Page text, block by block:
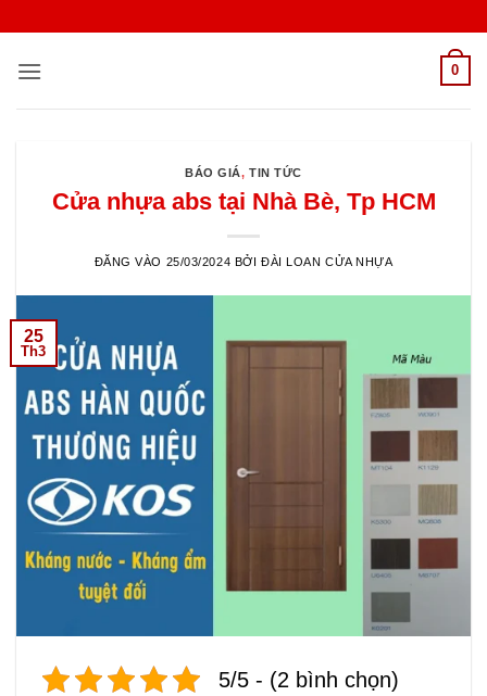
nội
0
BÁO GIÁ,TIN TỨC
Cửa nhựa abs tại Nhà Bè, Tp HCM
ĐĂNG VÀO 25/03/2024 BỞI ĐÀI LOAN CỬA NHỰA
25
Th3
5/5 - (2 bình chọn)